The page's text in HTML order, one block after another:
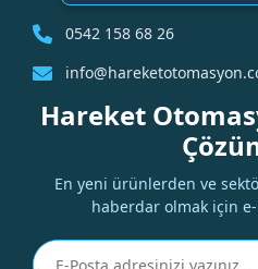
0542 158 68 26
Hareket
En yeni ürünlerden ve
haberdar olmak için